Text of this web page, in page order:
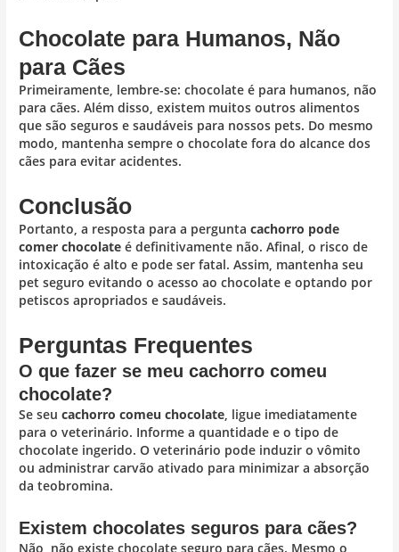
Chocolate para Humanos, Não
para Cães
Primeiramente, lembre-se: chocolate é para humanos, não
para cães. Além disso, existem muitos outros alimentos
que são seguros e saudáveis para nossos pets. Do mesmo
modo, mantenha sempre o chocolate fora do alcance dos
cães para evitar acidentes.
Conclusão
Portanto, a resposta para a perguntacachorro pode
comer chocolate é definitivamente não. Afinal, o risco de
intoxicação é alto e pode ser fatal. Assim, mantenha seu
pet seguro evitando o acesso ao chocolate e optando por
petiscos apropriados e saudáveis.
Perguntas Frequentes
O que fazer se meu cachorro comeu
chocolate?
Se seucachorro comeu chocolate, ligue imediatamente
para o veterinário. Informe a quantidade e o tipo de
chocolate ingerido. O veterinário pode induzir o vômito
ou administrar carvão ativado para minimizar a absorção
da teobromina.
Existem chocolates seguros para cães?
Não, não existe chocolate seguro para cães. Mesmo o